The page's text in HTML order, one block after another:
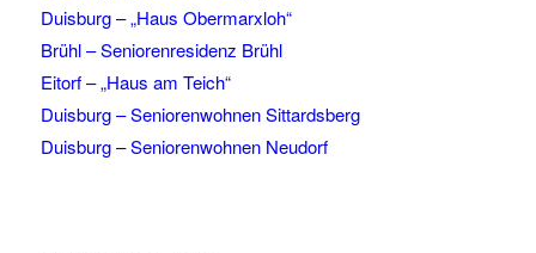
Duisburg – „Haus Obermarxloh“
Brühl – Seniorenresidenz Brühl
Eitorf – „Haus am Teich“
Duisburg – Seniorenwohnen Sittardsberg
Duisburg – Seniorenwohnen Neudorf